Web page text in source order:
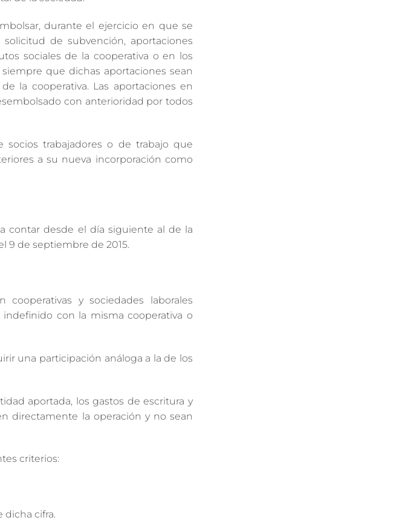
durante el ejercicio en que se
de subvención, aportaciones
sociales de la cooperativa o en los
que dichas aportaciones sean
la cooperativa. Las aportaciones en
con anterioridad por todos
trabajadores o de trabajo que
a su nueva incorporación como
contar desde el día siguiente al de la
9 de septiembre de 2015.
y sociedades laborales
con la misma cooperativa o
una participación análoga a la de los
aportada, los gastos de escritura y
directamente la operación y no sean
criterios:
dicha cifra.